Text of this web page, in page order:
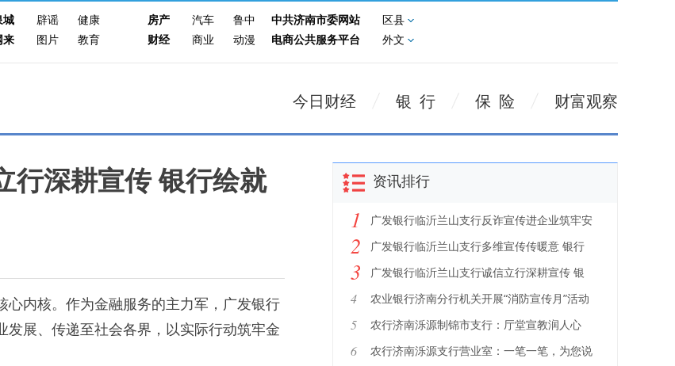
城 辟谣 健康 房产 汽车 鲁中 中共济南市委网站
区县
来 图片 教育 财经 商业 动漫 电商公共服务平台 外文
今日财经 银 行 保 险 财富观察
行深耕宣传 银行绘就
内核。作为金融服务的主力军，广发银行
展、传递至社会各界，以实际行动筑牢金
资讯排行
1
广发银行临沂兰山支行反诈宣传进企业筑牢安
全防护网
2
广发银行临沂兰山支行多维宣传传暖意 银行
实事惠民生
3
广发银行临沂兰山支行诚信立行深耕宣传 银
行绘就金融文化新图景
4 农业银行济南分行机关开展“消防宣传月”活动
5
农行济南泺源制锦市支行：厅堂宣教润人心
反诈护航显担当
6
农行济南泺源支行营业室：一笔一笔，为您说